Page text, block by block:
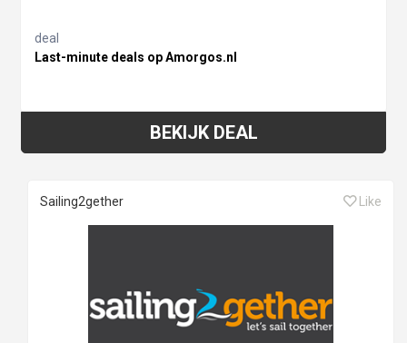
deal
Last-minute deals op Amorgos.nl
BEKIJK DEAL
Sailing2gether Like